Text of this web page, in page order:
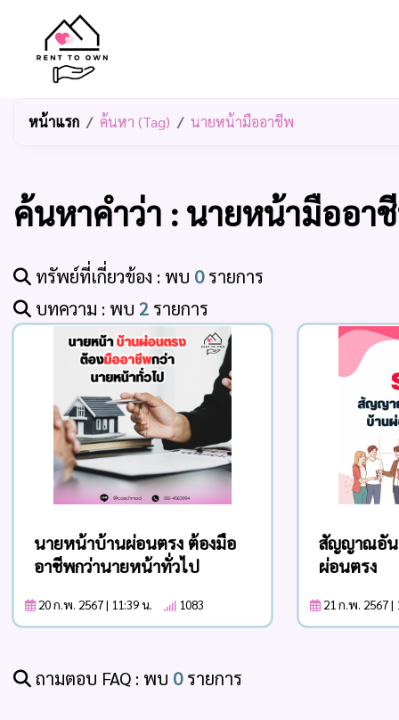
หน้าแรก ค้นหา (Tag) นายหน้ามืออาชีพ
ค้นหาคำว่า : นายหน้ามืออา
ทรัพย์ที่เกี่ยวข้อง : พบ 0รายการ
บทความ : พบ 2 รายการ
นายหน้าบ้านผ่อนตรง ต้องมือ
อาชีพกว่านายหน้าทั่วไป
20 ก.พ. 2567 | 11:39 น. 1083
สัญญาณอัน
ผ่อนตรง
21 ก.พ. 2567
ถามตอบ FAQ : พบ 0รายการ